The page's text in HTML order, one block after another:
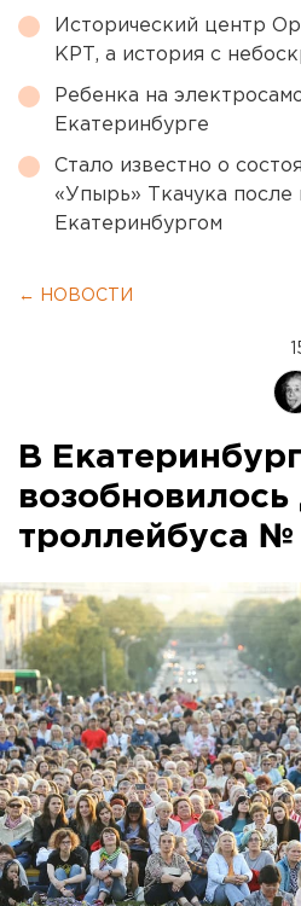
Исторический центр
КРТ, а история с
Ребенка на
Екатеринбурге
Стало известно о
«Упырь» Ткачука
Екатеринбургом
← НОВОСТИ
В
троллейбуса №